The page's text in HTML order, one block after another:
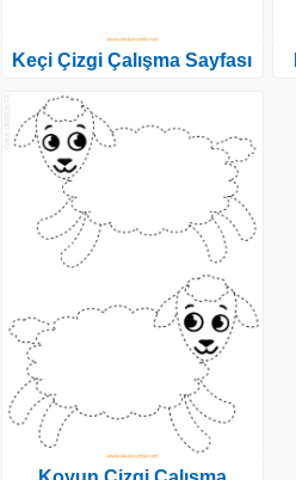
Keçi Çizgi Çalışma Sayfası